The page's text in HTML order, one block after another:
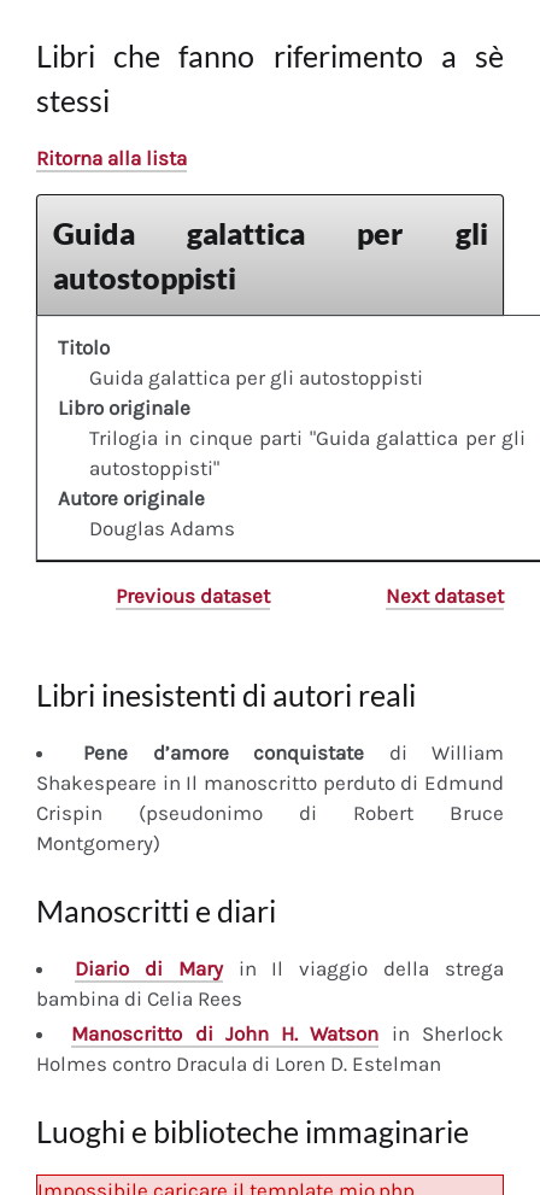
Libri che fanno riferimento a sè
stessi
Ritorna alla lista
Guida galattica per gli
autostoppisti
Titolo
Guida galattica per gli autostoppisti
Libro originale
Trilogia in cinque parti "Guida galattica per gli
autostoppisti"
Autore originale
Douglas Adams
Previous dataset Next dataset
Libri inesistenti di autori reali
Pene d’amore conquistate di William
Shakespeare in Il manoscritto perduto di Edmund
Crispin (pseudonimo di Robert Bruce
Montgomery)
Manoscritti e diari
Diariodi Maryin Il viaggio della strega
bambina di Celia Rees
Manoscritto di John H. Watson in Sherlock
Holmes contro Dracula di Loren D. Estelman
Luoghi e biblioteche immaginarie
Impossibile caricare il template mio.php